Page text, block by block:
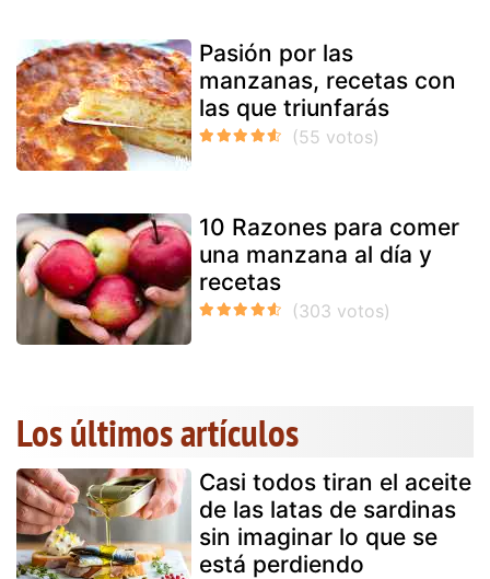
Pasión por las
manzanas, recetas con
las que triunfarás
10 Razones para comer
una manzana al día y
recetas
Los últimos artículos
Casi todos tiran el aceite
de las latas de sardinas
sin imaginar lo que se
está perdiendo